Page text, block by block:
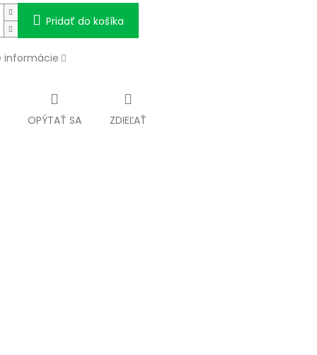
Pridať do košíka
informácie
OPÝTAŤ SA ZDIEĽAŤ